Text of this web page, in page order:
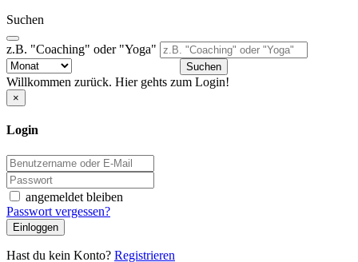
Suchen
z.B. "Coaching" oder "Yoga"
Suchen
Willkommen zurück. Hier gehts zum Login!
×
Login
angemeldet bleiben
Passwort vergessen?
Einloggen
Hast du kein Konto? Registrieren